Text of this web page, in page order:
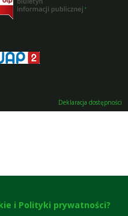
,
Deklaracja dostępności
i Polityki prywatności?